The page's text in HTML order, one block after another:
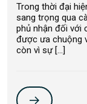
Trong thời đại
sang trọng qua
phủ nhận đối với
được ưa chuộng
còn vì sự […]